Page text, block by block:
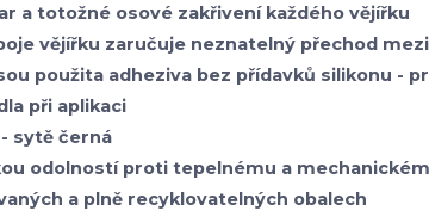
a totožné osové zakřivení každého vějířku
vějířku zaručuje neznatelný přechod
použita adheziva bez přídavků silikonu -
při aplikaci
sytě černá
odolností proti tepelnému a
a plně recyklovatelných obalech